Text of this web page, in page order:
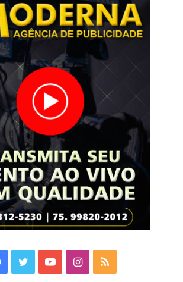
Facebook
TwitterYouTubeInstagram
RSS